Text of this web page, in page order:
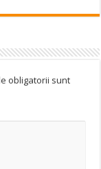
obligatorii sunt